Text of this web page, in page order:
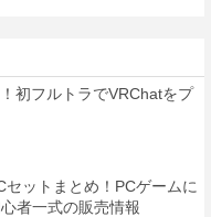
初フルトラでVRChatをプ
ットまとめ！PCゲームに
者一式の販売情報